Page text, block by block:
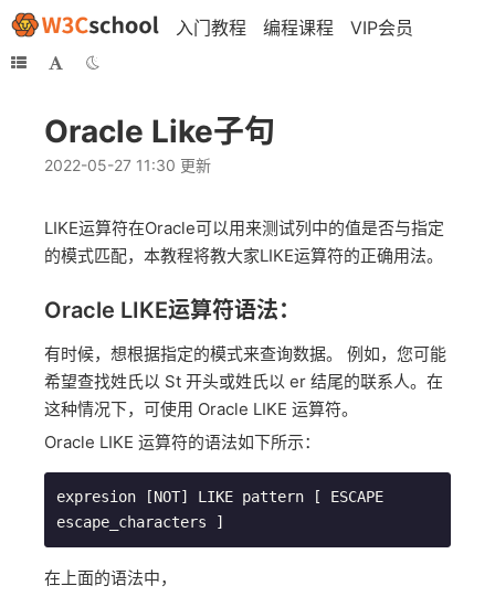
入门教程 编程课程 VIP会员
Oracle Like子句
2022-05-27 11:30 更新
LIKE运算符在Oracle可以用来测试列中的值是否与指定
的模式匹配，本教程将教大家LIKE运算符的正确用法。
Oracle LIKE运算符语法：
有时候，想根据指定的模式来查询数据。 例如，您可能
希望查找姓氏以 St 开头或姓氏以 er 结尾的联系人。在
这种情况下，可使用 Oracle LIKE 运算符。
Oracle LIKE 运算符的语法如下所示：
expresion [NOT] LIKE pattern [ ESCAPE
escape_characters ]
在上面的语法中，